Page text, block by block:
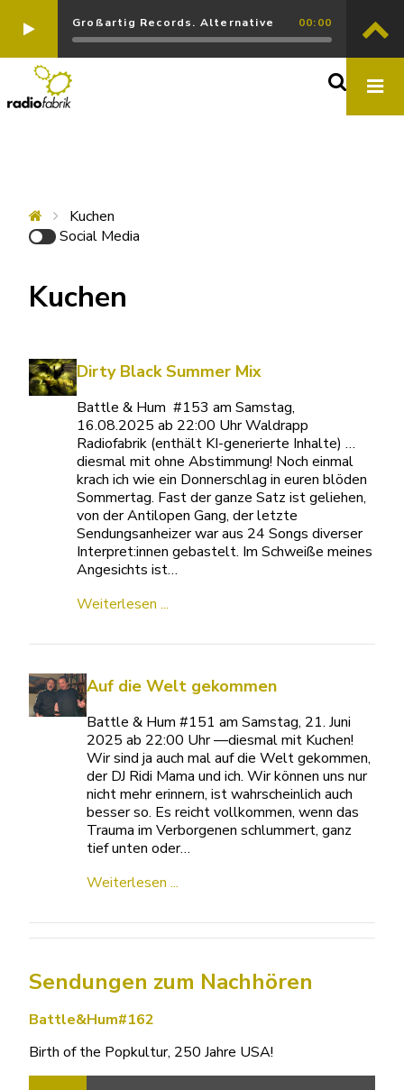
Großartig Records. Alternative 00:00
Kuchen
Social Media
Kuchen
Dirty Black Summer Mix
Battle & Hum #153 am Samstag,
16.08.2025 ab 22:00 Uhr Waldrapp
Radiofabrik (enthält KI-generierte Inhalte) …
diesmal mit ohne Abstimmung! Noch einmal
krach ich wie ein Donnerschlag in euren blöden
Sommertag. Fast der ganze Satz ist geliehen,
von der Antilopen Gang, der letzte
Sendungsanheizer war aus 24 Songs diverser
Interpret:innen gebastelt. Im Schweiße meines
Angesichts ist…
Weiterlesen ...
Auf die Welt gekommen
Battle & Hum #151 am Samstag, 21. Juni
2025 ab 22:00 Uhr —diesmal mit Kuchen!
Wir sind ja auch mal auf die Welt gekommen,
der DJ Ridi Mama und ich. Wir können uns nur
nicht mehr erinnern, ist wahrscheinlich auch
besser so. Es reicht vollkommen, wenn das
Trauma im Verborgenen schlummert, ganz
tief unten oder…
Weiterlesen ...
Sendungen zum Nachhören
Battle&Hum#162
Birth of the Popkultur, 250 Jahre USA!